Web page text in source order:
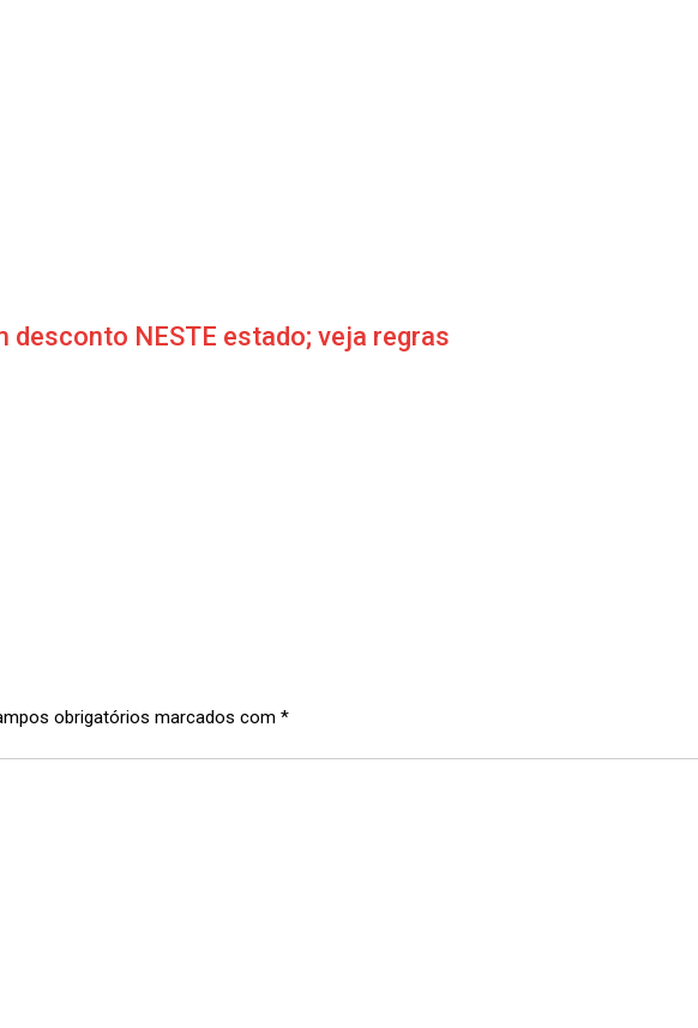
desconto NESTE estado; veja regras
obrigatórios marcados com *